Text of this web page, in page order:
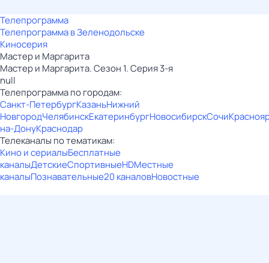
Телепрограмма
Телепрограмма в Зеленодольске
Киносерия
Мастер и Маргарита
Мастер и Маргарита. Сезон 1. Серия 3-я
null
Телепрограмма по городам:
Санкт-ПетербургКазаньНижний
НовгородЧелябинскЕкатеринбургНовосибирскСочи
на-ДонуКраснодар
Телеканалы по тематикам:
Кино и сериалыБесплатные
каналыДетскиеСпортивныеHDМестные
каналыПознавательные20 каналовНовостные